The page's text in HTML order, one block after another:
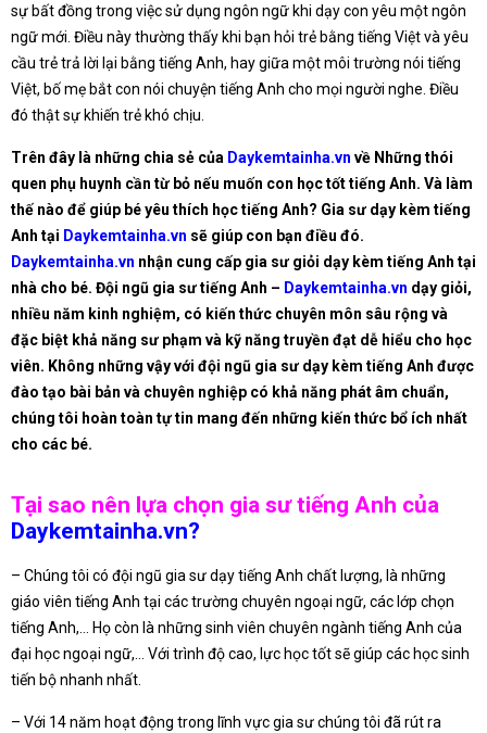
sự bất đồng trong việc sử dụng ngôn ngữ khi dạy con yêu một ngôn
ngữ mới. Điều này thường thấy khi bạn hỏi trẻ bằng tiếng Việt và yêu
cầu trẻ trả lời lại bằng tiếng Anh, hay giữa một môi trường nói tiếng
Việt, bố mẹ bắt con nói chuyện tiếng Anh cho mọi người nghe. Điều
đó thật sự khiến trẻ khó chịu.
Trên đây là những chia sẻ của Daykemtainha.vn về Những thói
quen phụ huynh cần từ bỏ nếu muốn con học tốt tiếng Anh. Và làm
thế nào để giúp bé yêu thích học tiếng Anh? Gia sư dạy kèm tiếng
Anh tại Daykemtainha.vn sẽ giúp con bạn điều đó.
Daykemtainha.vn nhận cung cấp gia sư giỏi dạy kèm tiếng Anh tại
nhà cho bé. Đội ngũ gia sư tiếng Anh – Daykemtainha.vn dạy giỏi,
nhiều năm kinh nghiệm, có kiến thức chuyên môn sâu rộng và
đặc biệt khả năng sư phạm và kỹ năng truyền đạt dễ hiểu cho học
viên. Không những vậy với đội ngũ gia sư dạy kèm tiếng Anh được
đào tạo bài bản và chuyên nghiệp có khả năng phát âm chuẩn,
chúng tôi hoàn toàn tự tin mang đến những kiến thức bổ ích nhất
cho các bé.
Tại sao nên lựa chọn gia sư tiếng Anh của
Daykemtainha.vn?
– Chúng tôi có đội ngũ gia sư dạy tiếng Anh chất lượng, là những
giáo viên tiếng Anh tại các trường chuyên ngoại ngữ, các lớp chọn
tiếng Anh,… Họ còn là những sinh viên chuyên ngành tiếng Anh của
đại học ngoại ngữ,… Với trình độ cao, lực học tốt sẽ giúp các học sinh
tiến bộ nhanh nhất.
– Với 14 năm hoạt động trong lĩnh vực gia sư chúng tôi đã rút ra